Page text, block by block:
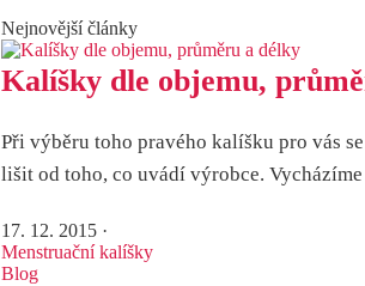
Nejnovější články
Kalíšky dle objemu,
Při výběru toho pravého kalíšku pro vás
lišit od toho, co uvádí výrobce.
17. 12. 2015 ·
Menstruační kalíšky
Blog